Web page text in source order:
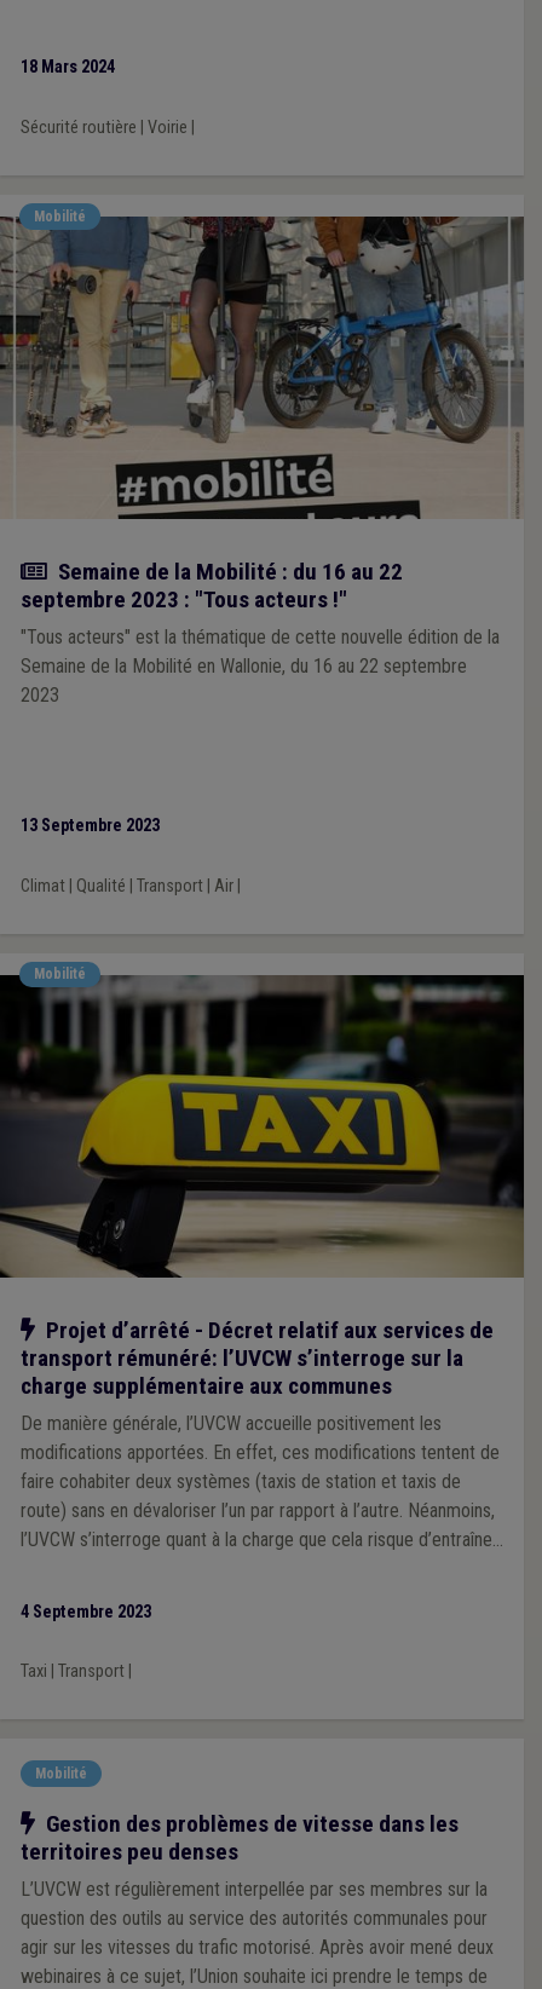
18 Mars 2024
Sécurité routière Voirie
Mobilité
Actualité
Semaine de la Mobilité : du 16 au 22
septembre 2023 : "Tous acteurs !"
"Tous acteurs" est la thématique de cette nouvelle édition de la
Semaine de la Mobilité en Wallonie, du 16 au 22 septembre
2023
13 Septembre 2023
Climat| Qualité Transport| Air|
Mobilité
Notre action
Projet d’arrêté - Décret relatif aux services de
transport rémunéré: l’UVCW s’interroge sur la
charge supplémentaire aux communes
De manière générale, l’UVCW accueille positivement les
modifications apportées. En effet, ces modifications tentent de
faire cohabiter deux systèmes (taxis de station et taxis de
route) sans en dévaloriser l’un par rapport à l’autre. Néanmoins,
l’UVCW s’interroge quant à la charge que cela risque d’entraîner
4 Septembre 2023
Taxi Transport|
Mobilité
Notre action
Gestion des problèmes de vitesse dans les
territoires peu denses
L’UVCW est régulièrement interpellée par ses membres sur la
question des outils au service des autorités communales pour
agir sur les vitesses du trafic motorisé. Après avoir mené deux
webinaires à ce sujet, l’Union souhaite ici prendre le temps de